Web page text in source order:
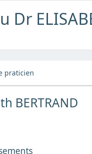
Dr
praticien
BERTRAND